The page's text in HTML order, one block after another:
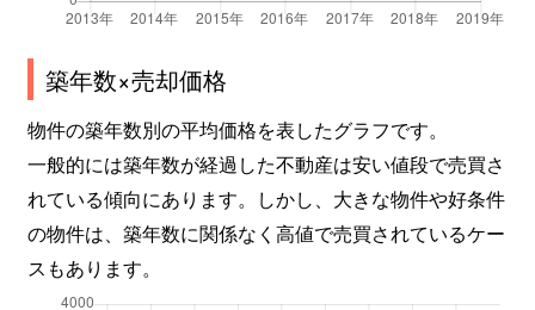
築年数×売却価格
物件の築年数別の平均価格を表したグラフです。
一般的には築年数が経過した不動産は安い値段で売買さ
れている傾向にあります。しかし、大きな物件や好条件
の物件は、築年数に関係なく高値で売買されているケー
スもあります。